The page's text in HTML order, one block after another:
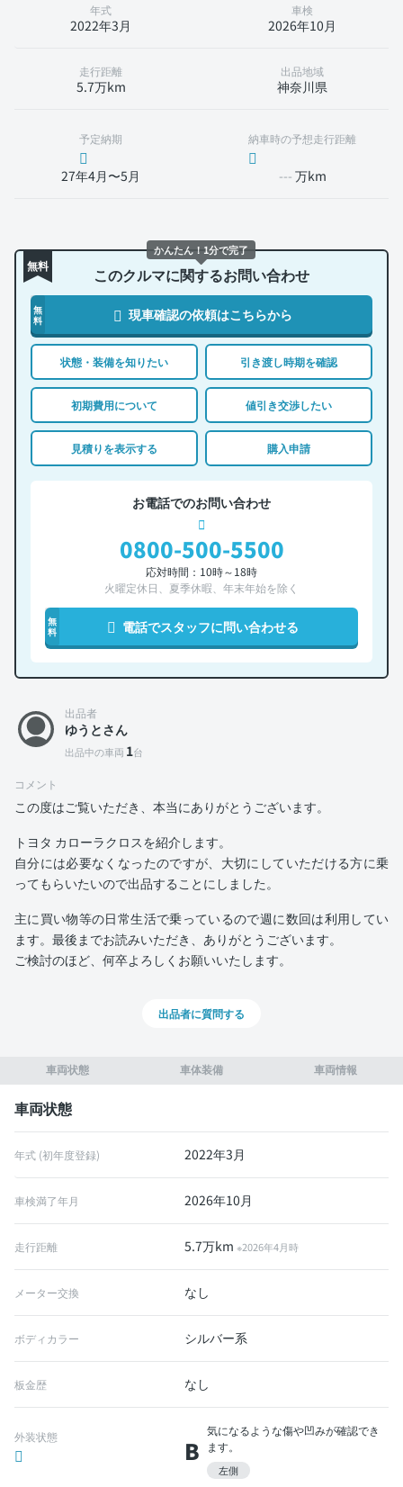
年式
2022年3月
車検
2026年10月
走行距離
5.7万km
出品地域
神奈川県
予定納期
27年4月〜5月
納車時の予想走行距離
--- 万km
無料 このクルマに関するお問い合わせ
無
料
現車確認の依頼はこちらから
状態・装備を知りたい 引き渡し時期を確認
初期費用について 値引き交渉したい
見積りを表示する 購入申請
お電話でのお問い合わせ
0800-500-5500
応対時間：10時～18時
火曜定休日、夏季休暇、年末年始を除く
無
料
電話でスタッフに問い合わせる
車両状態 車体装備 車両情報
車両状態
年式 (初年度登録) 2022年3月
車検満了年月 2026年10月
走行距離 5.7万km※2026年4月時
メーター交換 なし
ボディカラー シルバー系
板金歴 なし
外装状態 B
気になるような傷や凹みが確認でき
ます。
左側
出品者
ゆうとさん
出品中の車両 1台
コメント
この度はご覧いただき、本当にありがとうございます。
トヨタ カローラクロスを紹介します。
自分には必要なくなったのですが、大切にしていただける方に乗
ってもらいたいので出品することにしました。
主に買い物等の日常生活で乗っているので週に数回は利用してい
ます。最後までお読みいただき、ありがとうございます。
ご検討のほど、何卒よろしくお願いいたします。
出品者に質問する
かんたん！1分で完了